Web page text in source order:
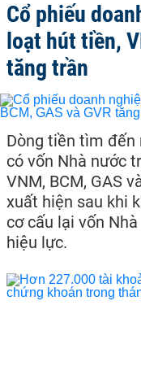
Cổ phiếu
loạt hút tiền,
tăng trần
Dòng tiền tìm đến
có vốn Nhà nước
VNM, BCM, GAS
xuất hiện sau khi
cơ cấu lại vốn
hiệu lực.